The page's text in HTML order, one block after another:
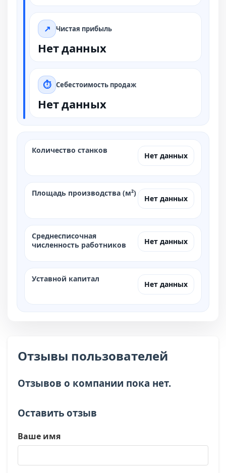
Чистая прибыль
Нет данных
Себестоимость продаж
Нет данных
Количество станков
Нет данных
Площадь производства (м²)
Нет данных
Среднесписочная
численность работников
Нет данных
Уставной капитал
Нет данных
Отзывы пользователей
Отзывов о компании пока нет.
Оставить отзыв
Ваше имя